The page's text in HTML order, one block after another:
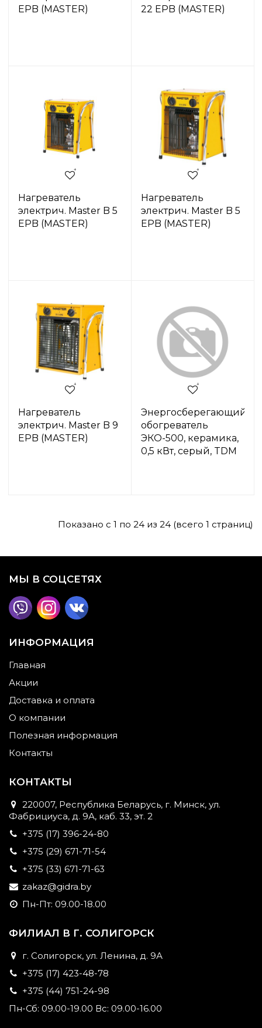
EPB (MASTER)
22 EPB (MASTER)
Нагреватель
электрич. Master B 5
EPB (MASTER)
Нагреватель
электрич. Master B 5
EPB (MASTER)
Нагреватель
электрич. Master B 9
EPB (MASTER)
Энергосберегающий
обогреватель
ЭКО-500, керамика,
0,5 кВт, серый, TDM
Показано с 1 по 24 из 24 (всего 1 страниц)
МЫ В СОЦСЕТЯХ
ИНФОРМАЦИЯ
Главная
Акции
Доставка и оплата
О компании
Полезная информация
Контакты
КОНТАКТЫ
220007, Республика Беларусь, г. Минск, ул.
Фабрициуса, д. 9А, каб. 33, эт. 2
+375 (17) 396-24-80
+375 (29) 671-71-54
+375 (33) 671-71-63
zakaz@gidra.by
Пн-Пт: 09.00-18.00
ФИЛИАЛ В Г. СОЛИГОРСК
г. Солигорск, ул. Ленина, д. 9А
+375 (17) 423-48-78
+375 (44) 751-24-98
Пн-Сб: 09.00-19.00 Вс: 09.00-16.00